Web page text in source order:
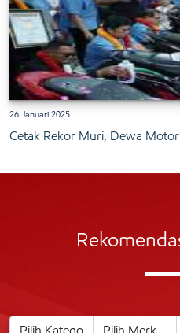
26 Januari 2025
Cetak Rekor Muri, Dewa